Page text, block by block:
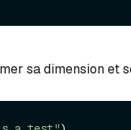
sa dimension et